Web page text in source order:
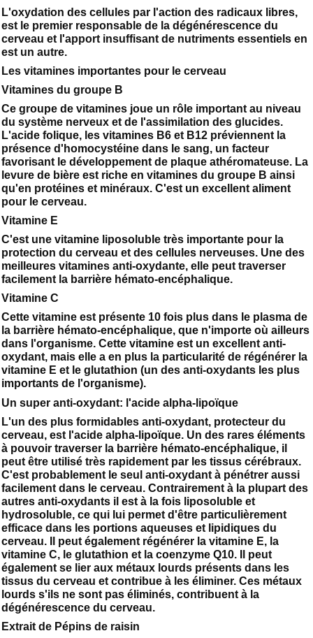
L'oxydation des cellules par l'action des radicaux libres,
est le premier responsable de la dégénérescence du
cerveau et l'apport insuffisant de nutriments essentiels en
est un autre.
Les vitamines importantes pour le cerveau
Vitamines du groupe B
Ce groupe de vitamines joue un rôle important au niveau
du système nerveux et de l'assimilation des glucides.
L'acide folique, les vitamines B6 et B12 préviennent la
présence d'homocystéine dans le sang, un facteur
favorisant le développement de plaque athéromateuse. La
levure de bière est riche en vitamines du groupe B ainsi
qu'en protéines et minéraux. C'est un excellent aliment
pour le cerveau.
Vitamine E
C'est une vitamine liposoluble très importante pour la
protection du cerveau et des cellules nerveuses. Une des
meilleures vitamines anti-oxydante, elle peut traverser
facilement la barrière hémato-encéphalique.
Vitamine C
Cette vitamine est présente 10 fois plus dans le plasma de
la barrière hémato-encéphalique, que n'importe où ailleurs
dans l'organisme. Cette vitamine est un excellent anti-
oxydant, mais elle a en plus la particularité de régénérer la
vitamine E et le glutathion (un des anti-oxydants les plus
importants de l'organisme).
Un super anti-oxydant: l'acide alpha-lipoïque
L'un des plus formidables anti-oxydant, protecteur du
cerveau, est l'acide alpha-lipoïque. Un des rares éléments
à pouvoir traverser la barrière hémato-encéphalique, il
peut être utilisé très rapidement par les tissus cérébraux.
C'est probablement le seul anti-oxydant à pénétrer aussi
facilement dans le cerveau. Contrairement à la plupart des
autres anti-oxydants il est à la fois liposoluble et
hydrosoluble, ce qui lui permet d'être particulièrement
efficace dans les portions aqueuses et lipidiques du
cerveau. Il peut également régénérer la vitamine E, la
vitamine C, le glutathion et la coenzyme Q10. Il peut
également se lier aux métaux lourds présents dans les
tissus du cerveau et contribue à les éliminer. Ces métaux
lourds s'ils ne sont pas éliminés, contribuent à la
dégénérescence du cerveau.
Extrait de Pépins de raisin